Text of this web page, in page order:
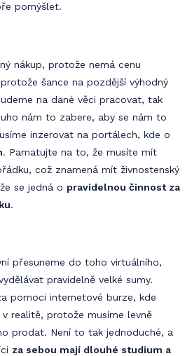
pomýšlet.
nákup, protože nemá cenu
šance na pozdější výhodný
na dané věci pracovat, tak
nám to zabere, aby se nám to
inzerovat na portálech, kde o
. Pamatujte na to, že musíte mít
což znamená mít živnostenský
se jedná o pravidelnou činnost za
.
přesuneme do toho virtuálního,
pravidelně velké sumy.
pomoci internetové burze, kde
realitě, protože musíme levně
prodat. Není to tak jednoduché, a
za sebou mají dlouhé studium a